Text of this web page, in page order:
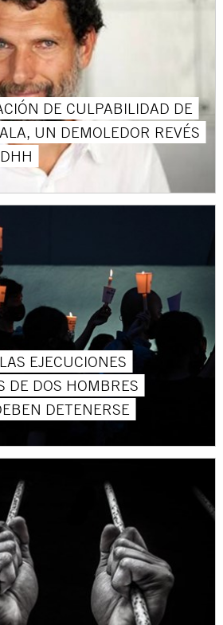
DE CULPABILIDAD DE
UN DEMOLEDOR REVÉS
EJECUCIONES
DE DOS HOMBRES
DETENERSE